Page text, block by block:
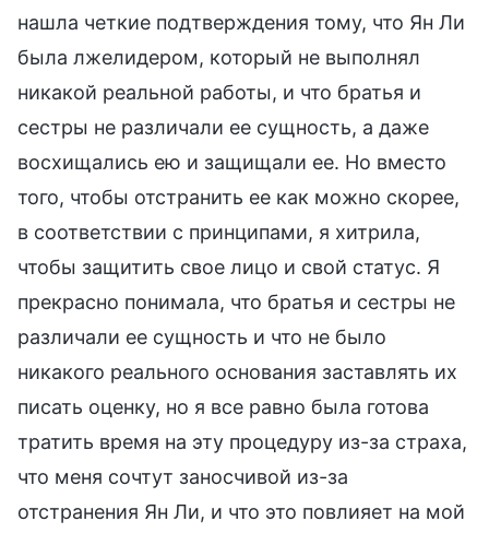
нашла четкие подтверждения тому, что Ян Ли
была лжелидером, который не выполнял
никакой реальной работы, и что братья и
сестры не различали ее сущность, а даже
восхищались ею и защищали ее. Но вместо
того, чтобы отстранить ее как можно скорее,
в соответствии с принципами, я хитрила,
чтобы защитить свое лицо и свой статус. Я
прекрасно понимала, что братья и сестры не
различали ее сущность и что не было
никакого реального основания заставлять их
писать оценку, но я все равно была готова
тратить время на эту процедуру из-за страха,
что меня сочтут заносчивой из-за
отстранения Ян Ли, и что это повлияет на мой